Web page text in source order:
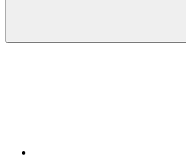
Compartilhar